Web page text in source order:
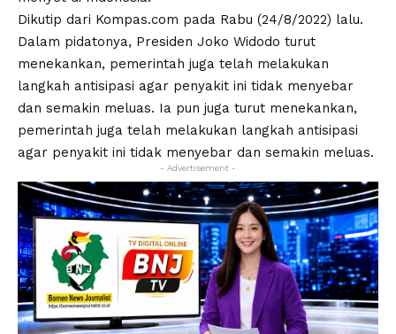
Dikutip dari Kompas.com pada Rabu (24/8/2022) lalu.
Dalam pidatonya, Presiden Joko Widodo turut
menekankan, pemerintah juga telah melakukan
langkah antisipasi agar penyakit ini tidak menyebar
dan semakin meluas. Ia pun juga turut menekankan,
pemerintah juga telah melakukan langkah antisipasi
agar penyakit ini tidak menyebar dan semakin meluas.
- Advertisement -